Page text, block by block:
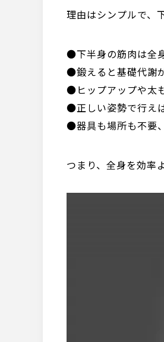
理由はシンプルで、
●下半身の筋肉は全
●鍛えると基礎代謝
●ヒップアップや太
●正しい姿勢で行え
●器具も場所も不要
つまり、全身を効率